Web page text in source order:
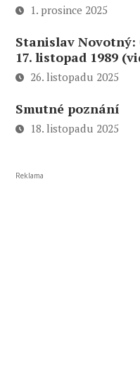
1. prosince 2025
Stanislav Novotný:
17. listopad 1989
26. listopadu 2025
Smutné poznání
18. listopadu 2025
Reklama